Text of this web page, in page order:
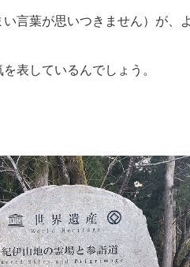
言葉が思いつきません）が、
表しているんでしょう。